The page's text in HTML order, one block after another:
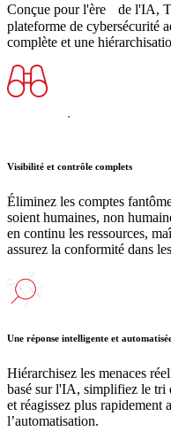
Conçue pour l'ère de l'IA,
plateforme de cybersécurité
complète et une
Visibilité et contrôle complets
Éliminez les comptes
soient humaines, non
en continu les ressources,
assurez la conformité dans
Une réponse intelligente et
Hiérarchisez les menaces
basé sur l'IA, simplifiez le tri
et réagissez plus rapidement
l’automatisation.